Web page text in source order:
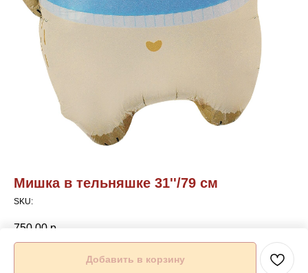
Мишка в тельняшке 31''/79 см
SKU:
750,00 р.
Добавить в корзину